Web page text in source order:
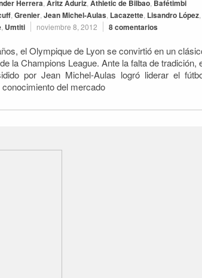
Herrera, Aritz Aduriz, Athletic de Bilbao, Bafétimbi
, Grenier, Jean Michel-Aulas, Lacazette, Lisandro López,
, Umtiti noviembre 8, 2012 8 comentarios
el Olympique de Lyon se convirtió en un
la Champions League. Ante la falta de tradición,
por Jean Michel-Aulas logró liderar el
del mercado